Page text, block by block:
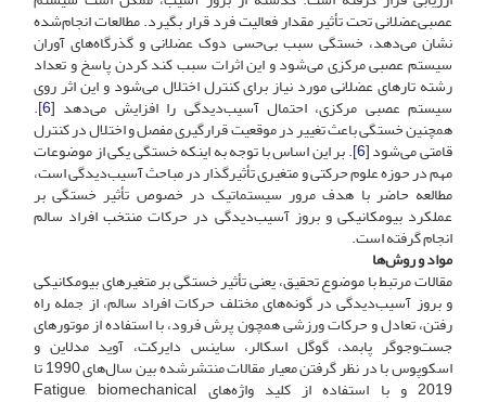
عصبی‌عضلانی تحت تأثیر مقدار فعالیت فرد قرار بگیرد. مطالعات انجام‌شده
نشان می‌دهد، خستگی سبب بی‌حسی دوک عضلانی و گذرگاه‌های آوران
سیستم عصبی مرکزی می‌شود و این اثرات سبب کند کردن پاسخ و تعداد
رشته تارهای عضلانی مورد نیاز برای کنترل اختلال می‌شود و این اثر روی
سیستم عصبی مرکزی، احتمال آسیب‌‍‌دیدگی را افزایش می‌دهد [6
].
همچنین خستگی باعث تغییر در موقعیت قرارگیری مفصل و اختلال در کنترل
قامتی می‌شود [6]. بر این اساس با توجه به اینکه خستگی یکی از موضوعات
مهم در حوزه علوم حرکتی و متغیری تأثیرگذار در مباحث آسیب‌دیدگی است،
مطالعه حاضر با هدف مرور سیستماتیک در خصوص تأثیر خستگی بر
عملکرد بیومکانیکی و بروز آسیب‌دیدگی در حرکات منتخب افراد سالم
انجام گرفته است.
مواد و روش‌ها
مقالات مرتبط با موضوع تحقیق، یعنی تأثیر خستگی بر متغیرهای بیومکانیکی
و بروز آسیب‌دیدگی در گونه‌های مختلف حرکات افراد سالم، از جمله راه
رفتن، تعادل و حرکات ورزشی همچون پرش فرود، با استفاده از موتورهای
جست‌وجوگر پابمد، گوگل اسکالر، ساینس دایرکت، آوید مدلاین و
اسکوپوس با در نظر گرفتن معیار مقالات منتشر‌شده بین سال‌های 1990 تا
2019 و با استفاده از کلید واژه‌های Fatigue, biomechanical